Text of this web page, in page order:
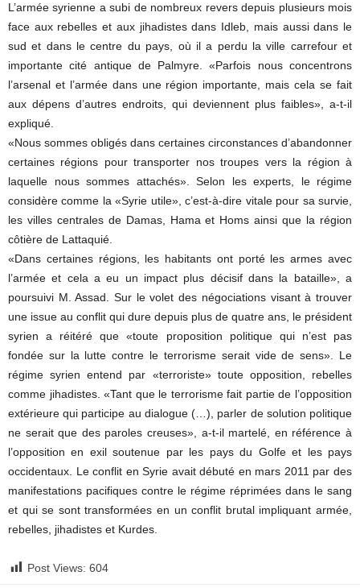
L’armée syrienne a subi de nombreux revers depuis plusieurs mois
face aux rebelles et aux jihadistes dans Idleb, mais aussi dans le
sud et dans le centre du pays, où il a perdu la ville carrefour et
importante cité antique de Palmyre. «Parfois nous concentrons
l’arsenal et l’armée dans une région importante, mais cela se fait
aux dépens d’autres endroits, qui deviennent plus faibles», a-t-il
expliqué.
«Nous sommes obligés dans certaines circonstances d’abandonner
certaines régions pour transporter nos troupes vers la région à
laquelle nous sommes attachés». Selon les experts, le régime
considère comme la «Syrie utile», c’est-à-dire vitale pour sa survie,
les villes centrales de Damas, Hama et Homs ainsi que la région
côtière de Lattaquié.
«Dans certaines régions, les habitants ont porté les armes avec
l’armée et cela a eu un impact plus décisif dans la bataille», a
poursuivi M. Assad. Sur le volet des négociations visant à trouver
une issue au conflit qui dure depuis plus de quatre ans, le président
syrien a réitéré que «toute proposition politique qui n’est pas
fondée sur la lutte contre le terrorisme serait vide de sens». Le
régime syrien entend par «terroriste» toute opposition, rebelles
comme jihadistes. «Tant que le terrorisme fait partie de l’opposition
extérieure qui participe au dialogue (…), parler de solution politique
ne serait que des paroles creuses», a-t-il martelé, en référence à
l’opposition en exil soutenue par les pays du Golfe et les pays
occidentaux. Le conflit en Syrie avait débuté en mars 2011 par des
manifestations pacifiques contre le régime réprimées dans le sang
et qui se sont transformées en un conflit brutal impliquant armée,
rebelles, jihadistes et Kurdes.
Post Views: 604